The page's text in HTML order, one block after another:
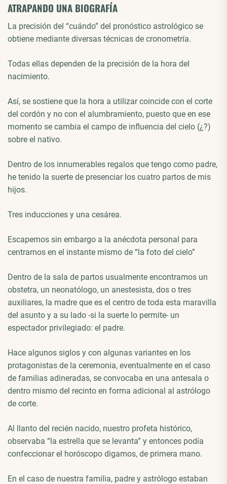
ATRAPANDO UNA BIOGRAFÍA
La precisión del “cuándo” del pronóstico astrológico se
obtiene mediante diversas técnicas de cronometría.
Todas ellas dependen de la precisión de la hora del
nacimiento.
Así, se sostiene que la hora a utilizar coincide con el corte
del cordón y no con el alumbramiento, puesto que en ese
momento se cambia el campo de influencia del cielo (¿?)
sobre el nativo.
Dentro de los innumerables regalos que tengo como padre,
he tenido la suerte de presenciar los cuatro partos de mis
hijos.
Tres inducciones y una cesárea.
Escapemos sin embargo a la anécdota personal para
centrarnos en el instante mismo de “la foto del cielo”
Dentro de la sala de partos usualmente encontramos un
obstetra, un neonatólogo, un anestesista, dos o tres
auxiliares, la madre que es el centro de toda esta maravilla
del asunto y a su lado -si la suerte lo permite- un
espectador privilegiado: el padre.
Hace algunos siglos y con algunas variantes en los
protagonistas de la ceremonia, eventualmente en el caso
de familias adineradas, se convocaba en una antesala o
dentro mismo del recinto en forma adicional al astrólogo
de corte.
Al llanto del recién nacido, nuestro profeta histórico,
observaba “la estrella que se levanta” y entonces podía
confeccionar el horóscopo digamos, de primera mano.
En el caso de nuestra familia, padre y astrólogo estaban